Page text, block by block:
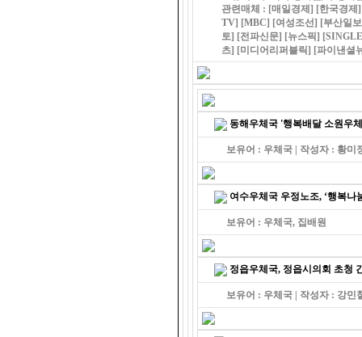
관련매체 : [매일경제] [한국경제]
TV] [MBC] [여성조선] [부산일
토] [전파신문] [뉴스픽]
츠] [미디어리퍼블릭] [파이낸셜
동해우체국 '행복배달 소원우
보유어 : 우체국 | 작성자 : 황미
여수우체국 우정노조, ‘행복나
보유어 : 우체국, 집배원
정읍우체국, 정읍시의회 초청
보유어 : 우체국 | 작성자 : 강민